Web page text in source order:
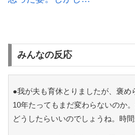
みんなの反応
●我が夫も育休とりましたが、褒
10年たってもまだ変わらないのか
どうしたらいいのでしょうね。時